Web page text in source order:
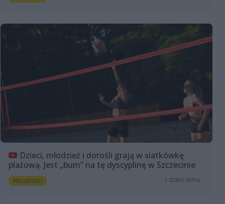
Dzieci, młodzież i dorośli grają w siatkówkę
plażową. Jest „bum” na tę dyscyplinę w Szczecinie
Aktualności 1 dzień temu